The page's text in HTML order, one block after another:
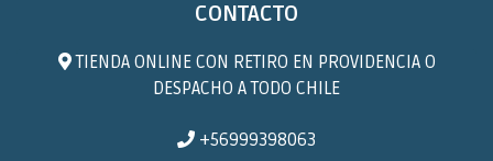
CONTACTO
TIENDA ONLINE CON RETIRO EN PROVIDENCIA O
DESPACHO A TODO CHILE
+56999398063